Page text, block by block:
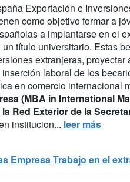
Exportación e
como objetivo formar a
a implantarse en el
título universitario. Estas
extranjeras,
laboral de los
en comercio internacional
(MBA in International
Red Exterior de la
institucion... leer más
Empresa Trabajo en el